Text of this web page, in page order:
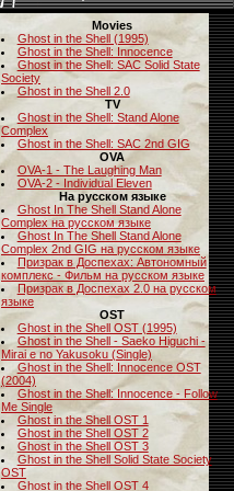
Movies
Ghost in the Shell (1995)
Ghost in the Shell: Innocence
Ghost in the Shell: SAC Solid State
Society
Ghost in the Shell 2.0
TV
Ghost in the Shell: Stand Alone
Complex
Ghost in the Shell: SAC 2nd GIG
OVA
OVA-1 - The Laughing Man
OVA-2 - Individual Eleven
На русском языке
Ghost In The Shell Stand Alone
Complex на русском языке
Ghost In The Shell Stand Alone
Complex 2nd GIG на русском языке
Призрак в Доспехах: Автономный
комплекс - Фильм на русском языке
Призрак в Доспехах 2.0 на русском
языке
OST
Ghost in the Shell OST (1995)
Ghost in the Shell - Saeko Higuchi -
Mirai e no Yakusoku (Single)
Ghost in the Shell: Innocence OST
(2004)
Ghost in the Shell: Innocence - Follow
Me Single
Ghost in the Shell OST 1
Ghost in the Shell OST 2
Ghost in the Shell OST 3
Ghost in the Shell Solid State Society
OST
Ghost in the Shell OST 4